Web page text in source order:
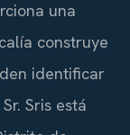
una
construye
identificar
Sris está